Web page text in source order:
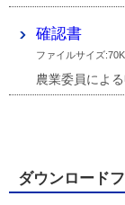
確認書
ファイルサイズ
農業委員によ
ダウンロード